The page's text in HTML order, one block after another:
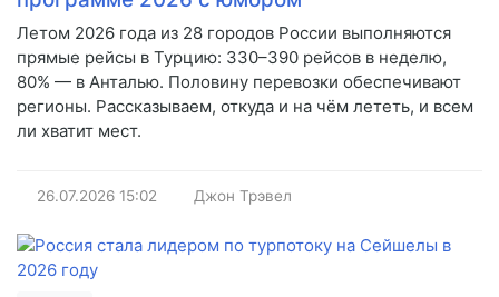
Летом 2026 года из 28 городов России выполняются
прямые рейсы в Турцию: 330–390 рейсов в неделю,
80% — в Анталью. Половину перевозки обеспечивают
регионы. Рассказываем, откуда и на чём лететь, и всем
ли хватит мест.
26.07.2026 15:02 Джон Трэвел